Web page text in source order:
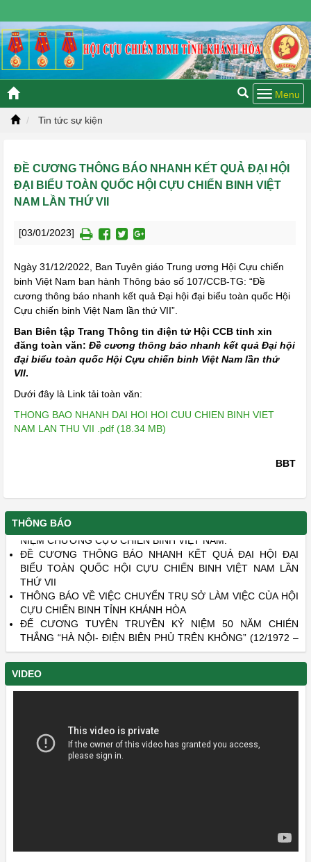
Thứ năm, 06/08/2026 20:51 GMT+7
Tin tức sự kiện
ĐỀ CƯƠNG THÔNG BÁO NHANH KẾT QUẢ ĐẠI HỘI
ĐẠI BIỂU TOÀN QUỐC HỘI CỰU CHIẾN BINH VIỆT
NAM LẦN THỨ VII
[03/01/2023]
Ngày 31/12/2022, Ban Tuyên giáo Trung ương Hội Cựu chiến
binh Việt Nam ban hành Thông báo số 107/CCB-TG: “Đề
cương thông báo nhanh kết quả Đại hội đại biểu toàn quốc Hội
Cựu chiến binh Việt Nam lần thứ VII”.
Ban Biên tập Trang Thông tin điện tử Hội CCB tỉnh xin
đăng toàn văn: Đề cương thông báo nhanh kết quả Đại hội
đại biểu toàn quốc Hội Cựu chiến binh Việt Nam lần thứ
VII.
Dưới đây là Link tải toàn văn:
THONG BAO NHANH DAI HOI HOI CUU CHIEN BINH VIET
NAM LAN THU VII .pdf (18.34 MB)
BBT
THÔNG BÁO
MỘT SỐ NỘI DUNG CHÍNH TRONG XÉT, TRAO TẶNG KỶ
NIỆM CHƯƠNG CỰU CHIẾN BINH VIỆT NAM.
ĐỀ CƯƠNG THÔNG BÁO NHANH KẾT QUẢ ĐẠI HỘI ĐẠI
BIỂU TOÀN QUỐC HỘI CỰU CHIẾN BINH VIỆT NAM LẦN
THỨ VII
THÔNG BÁO VỀ VIỆC CHUYỂN TRỤ SỞ LÀM VIỆC CỦA HỘI
CỰU CHIẾN BINH TỈNH KHÁNH HÒA
ĐẾ CƯƠNG TUYÊN TRUYỀN KỶ NIỆM 50 NĂM CHIÉN
THẮNG “HÀ NỘI- ĐIỆN BIÊN PHỦ TRÊN KHÔNG” (12/1972 –
DANH SÁCH LIỆT SĨ CÒN THIẾU THÔNG TIN - PHẦN 22 VÀ
PHẦN 23
VIDEO